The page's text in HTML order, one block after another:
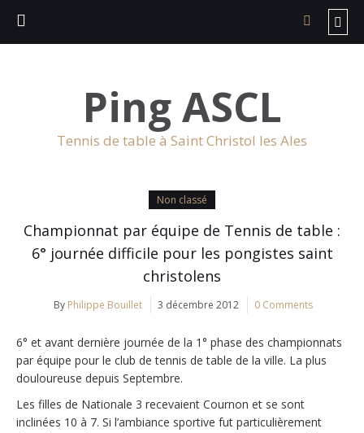
Ping ASCL
Tennis de table à Saint Christol les Ales
Non classé
Championnat par équipe de Tennis de table :
6° journée difficile pour les pongistes saint
christolens
By Philippe Bouillet 3 décembre 2012 0 Comments
6° et avant dernière journée de la 1° phase des championnats
par équipe pour le club de tennis de table de la ville. La plus
douloureuse depuis Septembre.
Les filles de Nationale 3 recevaient Cournon et se sont
inclinées 10 à 7. Si l’ambiance sportive fut particulièrement